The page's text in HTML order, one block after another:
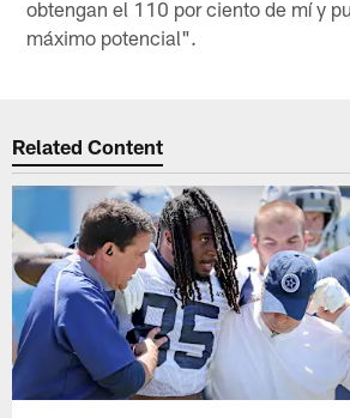
obtengan el 110 por ciento de mí y
máximo potencial".
Related Content